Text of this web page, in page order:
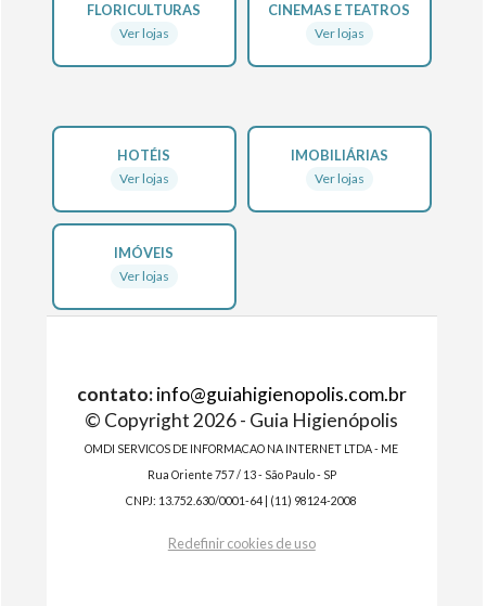
FLORICULTURAS
Ver lojas
CINEMAS E TEATROS
Ver lojas
HOTÉIS
Ver lojas
IMOBILIÁRIAS
Ver lojas
IMÓVEIS
Ver lojas
contato: info@guiahigienopolis.com.br
© Copyright 2026 - Guia Higienópolis
OMDI SERVICOS DE INFORMACAO NA INTERNET LTDA - ME
Rua Oriente 757 / 13 - São Paulo - SP
CNPJ: 13.752.630/0001-64 | (11) 98124-2008
Redefinir cookies de uso